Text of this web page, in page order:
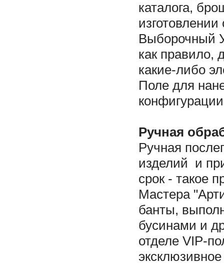
каталога,
Выборочный
как правило,
какие-либо
Поле для
Ручная
Ручная
изделий и
срок - такое
Мастера
банты,
бусинами и
отделе VIP-